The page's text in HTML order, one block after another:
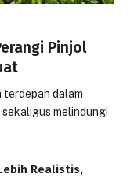
Pinjol
terdepan dalam
melindungi
Realistis,